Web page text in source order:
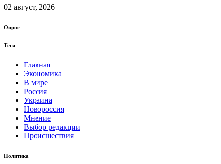
02 август, 2026
Опрос
Теги
Главная
Экономика
В мире
Россия
Украина
Новороссия
Мнение
Выбор редакции
Происшествия
Политика